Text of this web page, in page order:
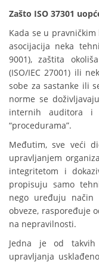
Zašto ISO 37301
Kada se u
asocijacija neka
9001), zaštita
(ISO/IEC 27001) ili
sobe za sastanke ili
norme se
internih auditora
“procedurama”.
Međutim, sve veći
upravljanjem
integritetom i
propisuju samo
nego uređuju način
obveze, raspoređuje
na nepravilnosti.
Jedna je od
upravljanja